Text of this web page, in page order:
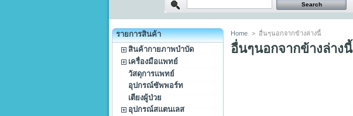
รายการสินค้า
สินค้ากายภาพบำบัด
เครื่องมือแพทย์
วัสดุการแพทย์
อุปกรณ์ซัพพอร์ท
เตียงผู้ป่วย
อุปกรณ์สแตนเลส
Home > อื่นๆนอกจากข้างล่างนี้
อื่นๆนอกจากข้างล่างนี้